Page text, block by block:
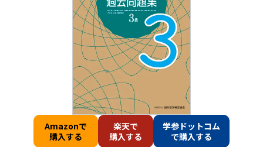
Amazonで
購入する
楽天で
購入する
学参ドットコム
で購入する